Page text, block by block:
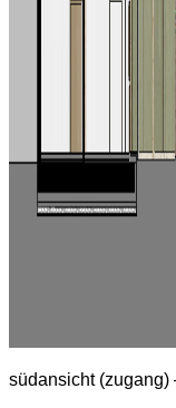
südansicht (zugang)